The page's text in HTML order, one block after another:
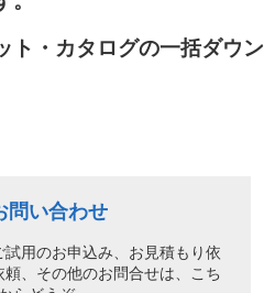
ト・カタログの一括ダウン
問い合わせ
用のお申込み、 お見積もり依
、 その他のお問合せは、こち